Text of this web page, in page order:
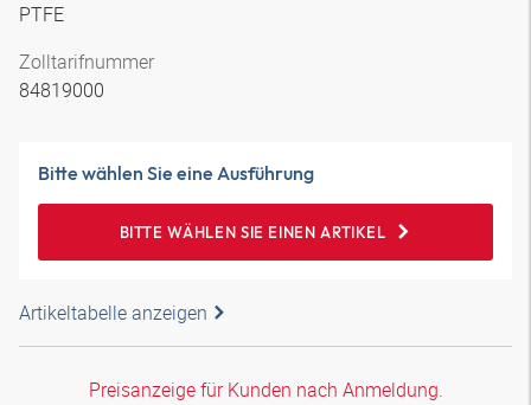
PTFE
Zolltarifnummer
84819000
Bitte wählen Sie eine Ausführung
BITTE WÄHLEN SIE EINEN ARTIKEL
Artikeltabelle anzeigen
Preisanzeige für Kunden nach Anmeldung.